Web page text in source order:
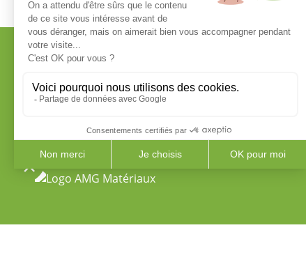
en France métropolitaine